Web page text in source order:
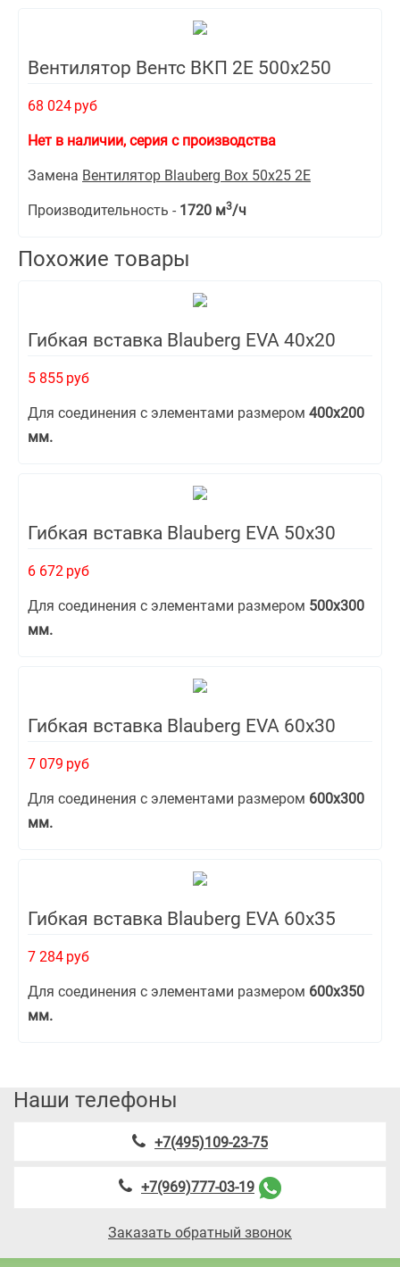
Вентилятор Вентс ВКП 2Е 500x250
68 024 руб
Нет в наличии, серия с производства
Замена Вентилятор Blauberg Box 50х25 2Е
Производительность - 1720 м3/ч
Похожие товары
Гибкая вставка Blauberg EVA 40х20
5 855 руб
Для соединения с элементами размером 400х200
мм.
Гибкая вставка Blauberg EVA 50х30
6 672 руб
Для соединения с элементами размером 500х300
мм.
Гибкая вставка Blauberg EVA 60х30
7 079 руб
Для соединения с элементами размером 600х300
мм.
Гибкая вставка Blauberg EVA 60х35
7 284 руб
Для соединения с элементами размером 600х350
мм.
Наши телефоны
+7(495)109-23-75
+7(969)777-03-19
Заказать обратный звонок